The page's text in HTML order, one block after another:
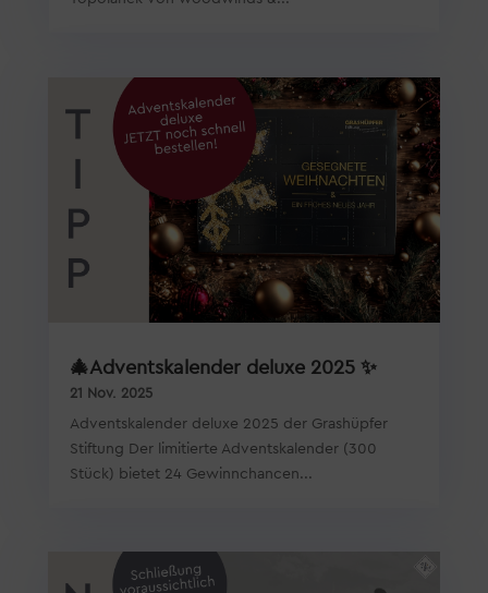
🎄Adventskalender deluxe 2025 ✨
21 Nov. 2025
Adventskalender deluxe 2025 der Grashüpfer
Stiftung Der limitierte Adventskalender (300
Stück) bietet 24 Gewinnchancen...